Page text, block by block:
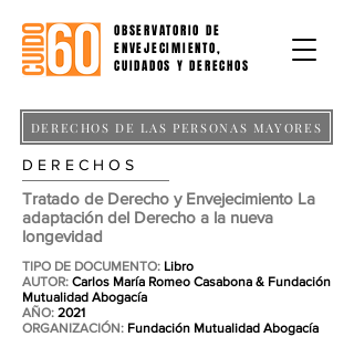
OBSERVATORIO DE
ENVEJECIMIENTO,
CUIDADOS Y DERECHOS
DERECHOS DE LAS PERSONAS MAYORES
D E R E C H O S
Tratado de Derecho y Envejecimiento La
adaptación del Derecho a la nueva
longevidad
TIPO DE DOCUMENTO: Libro
AUTOR: Carlos María Romeo Casabona & Fundación
Mutualidad Abogacía
AÑO: 2021
ORGANIZACIÓN: Fundación Mutualidad Abogacía